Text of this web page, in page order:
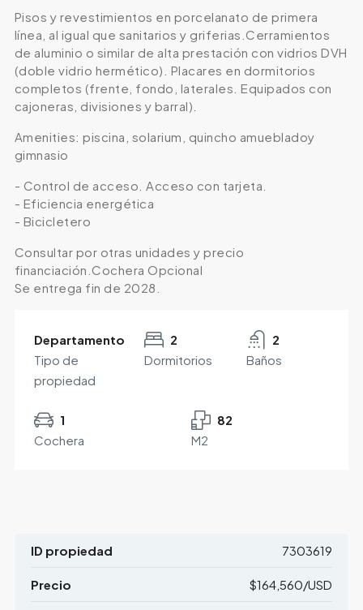
Pisos y revestimientos en porcelanato de primera
línea, al igual que sanitarios y griferias.Cerramientos
de aluminio o similar de alta prestación con vidrios DVH
(doble vidrio hermético). Placares en dormitorios
completos (frente, fondo, laterales. Equipados con
cajoneras, divisiones y barral).
Amenities: piscina, solarium, quincho amuebladoy
gimnasio
- Control de acceso. Acceso con tarjeta.
- Eficiencia energética
- Bicicletero
Consultar por otras unidades y precio
financiación.Cochera Opcional
Se entrega fin de 2028.
Departamento
Tipo de
propiedad
2
Dormitorios
2
Baños
1
Cochera
82
M2
ID propiedad 7303619
Precio $164,560/USD